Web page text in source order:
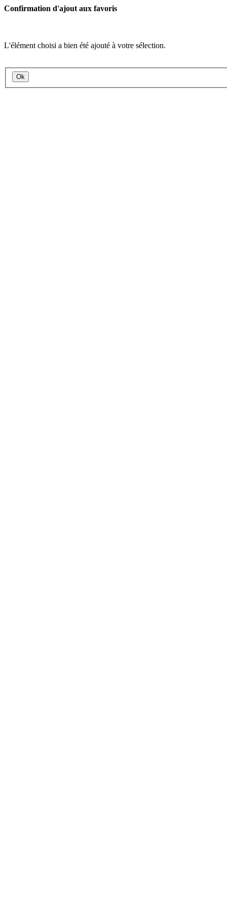
Confirmation d'ajout aux favoris
L'élément choisi a bien été ajouté à votre sélection.